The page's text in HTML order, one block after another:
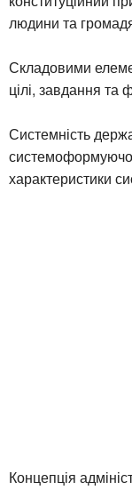
людини та
Складовими
цілі, завдання та
Системність
характеристики
Концепція